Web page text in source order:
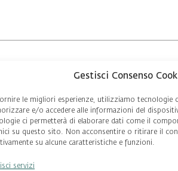
Gestisci Consenso
le migliori esperienze, utilizziamo tecnologie
e/o accedere alle informazioni del
ci permetterà di elaborare dati come il
su questo sito. Non acconsentire o ritirare il
su alcune caratteristiche e funzioni.
servizi